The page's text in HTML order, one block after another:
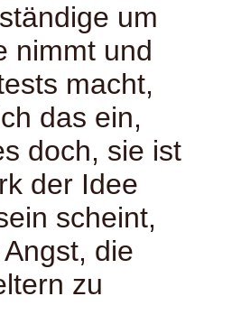
um
nimmt und
macht,
das ein,
doch, sie ist
der Idee
scheint,
die
zu